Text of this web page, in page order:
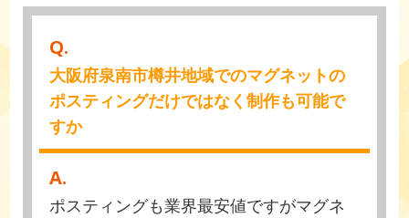
Q.
大阪府泉南市樽井地域でのマグネットの
ポスティングだけではなく制作も可能で
すか
A.
ポスティングも業界最安値ですがマグネ